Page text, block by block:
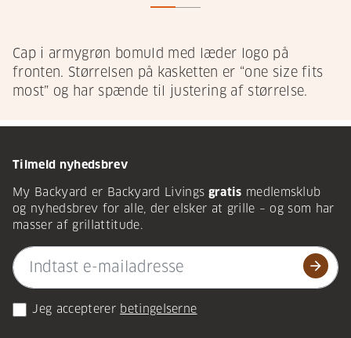
Cap i armygrøn bomuld med læder logo på
fronten. Størrelsen på kasketten er “one size fits
most” og har spænde til justering af størrelse.
Tilmeld nyhedsbrev
My Backyard er Backyard Livings gratis medlemsklub
og nyhedsbrev for alle, der elsker at grille – og som har
masser af grillattitude.
arrow_forward
Jeg accepterer betingelserne